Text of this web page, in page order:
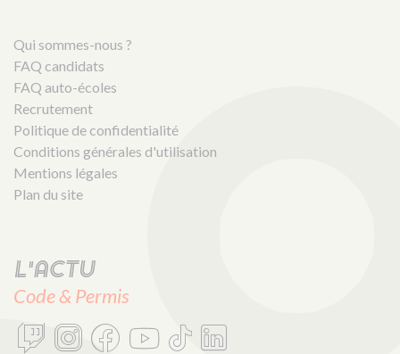
Qui sommes-nous ?
FAQ candidats
FAQ auto-écoles
Recrutement
Politique de confidentialité
Conditions générales d'utilisation
Mentions légales
Plan du site
L'actu
Code & Permis